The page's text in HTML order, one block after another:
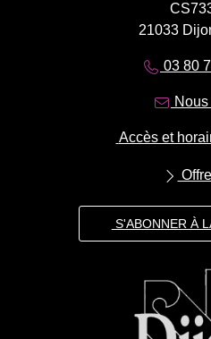
21033
03 80
Accès et
S'ABONNER À